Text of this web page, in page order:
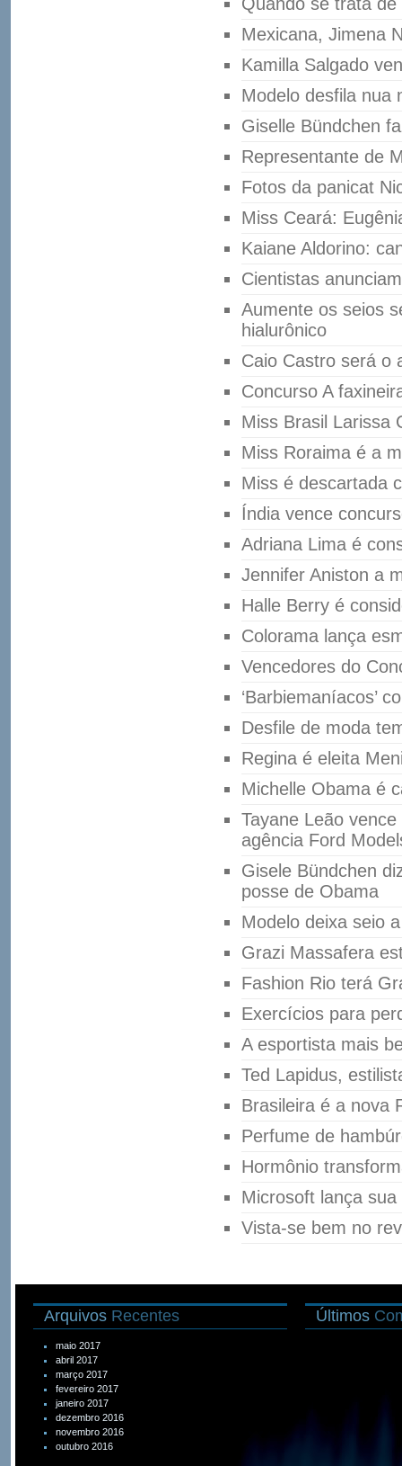
Mexicana, Jimena
Kamilla Salgado
Modelo desfila nua
Giselle Bündchen
Representante de
Fotos da panicat
Miss Ceará:
Kaiane Aldorino:
Cientistas
Aumente os seios
hialurônico
Caio Castro será o
Concurso A
Miss Brasil Larissa
Miss Roraima é a
Miss é descartada
Índia vence
Adriana Lima é
Jennifer Aniston a
Halle Berry é
Colorama lança
Vencedores do
‘Barbiemaníacos’
Desfile de moda
Regina é eleita
Michelle Obama é
Tayane Leão
agência Ford
Gisele Bündchen
posse de Obama
Modelo deixa seio
Grazi Massafera
Fashion Rio terá
Exercícios para
A esportista mais
Ted Lapidus,
Brasileira é a nova
Perfume de
Hormônio
Microsoft lança
Vista-se bem no
Arquivos Recentes
maio 2017
abril 2017
março 2017
fevereiro 2017
janeiro 2017
dezembro 2016
novembro 2016
outubro 2016
Últimos